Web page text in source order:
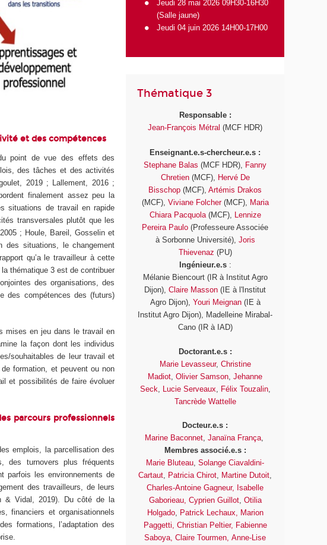
et des compétences
point de vue des effets des
des tâches et des activités
2019 ; Lallement, 2016 ;
finalement assez peu la
situations de travail en rapide
transversales plutôt que les
; Houle, Bareil, Gosselin et
des situations, le changement
qu’a le travailleur à cette
thématique 3 est de contribuer
des organisations, des
des compétences des (futurs)
mises en jeu dans le travail en
la façon dont les individus
souhaitables de leur travail et
formation, et peuvent ou non
et possibilités de faire évoluer
parcours professionnels
emplois, la parcellisation des
des turnovers plus fréquents
parfois les environnements de
des travailleurs, de leurs
& Vidal, 2019). Du côté de la
financiers et organisationnels
formations, l’adaptation des
Jeudi 28 mai 2026 09H30-16H30
(Salle jaune)
Jeudi 04 juin 2026 14H00-17H00
Thématique 3
Responsable :
Jean-François Métral (MCF HDR)
Enseignant.e.s-chercheur.e.s :
Stephane Balas (MCF HDR), Fanny
Chretien(MCF), Hervé De
Bisschop (MCF),Artémis Drakos
(MCF), Viviane Folcher(MCF), Maria
Chiara Pacquola(MCF), Lennize
Pereira Paulo (Professeure Associée
à Sorbonne Université), Joris
Thievenaz (PU)
Ingénieur.e.s:
Mélanie Biencourt (IR à Institut Agro
Dijon),Claire Masson (IE à l'Institut
Agro Dijon), Youri Meignan(IE à
Institut Agro Dijon), Madelleine Mirabal-
Cano (IR à IAD)
Doctorant.e.s :
Marie Levasseur, Christine
Madiot ,Olivier Samson ,Jehanne
Seck
Lucie Serveaux Félix Touzalin,
Tancrède Wattelle
Docteur.e.s :
Marine Baconnet, Janaïna França,
Membres associé.e.s :
Marie Bluteau,Solange Ciavaldini-
Cartaut, Patricia Chirot, Martine Dutoit,
Charles-Antoine Gagneur, Isabelle
Gaborieau, Cyprien Guillot, Otilia
Holgado, Patrick Lechaux, Marion
Paggetti, Christian Peltier, Fabienne
Saboya, Claire Tourmen, Anne-Lise